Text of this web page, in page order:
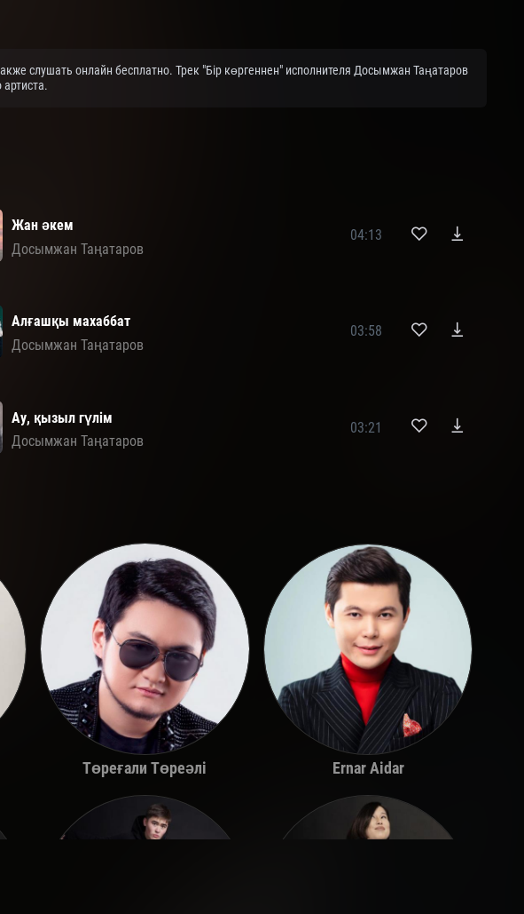
слушать онлайн бесплатно. Трек "Бір көргеннен" исполнителя Досымжан Таңатаров
Жан әкем
Досымжан Таңатаров
04:13
Алғашқы махаббат
Досымжан Таңатаров
03:58
Ау, қызыл гүлім
Досымжан Таңатаров
03:21
Төреғали Төреәлі Ernar Aidar